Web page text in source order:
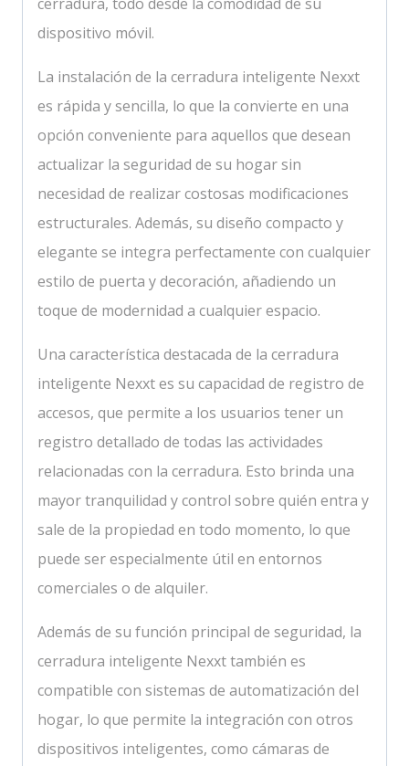
dispositivo móvil.
La instalación de la cerradura inteligente Nexxt
es rápida y sencilla, lo que la convierte en una
opción conveniente para aquellos que desean
actualizar la seguridad de su hogar sin
necesidad de realizar costosas modificaciones
estructurales. Además, su diseño compacto y
elegante se integra perfectamente con cualquier
estilo de puerta y decoración, añadiendo un
toque de modernidad a cualquier espacio.
Una característica destacada de la cerradura
inteligente Nexxt es su capacidad de registro de
accesos, que permite a los usuarios tener un
registro detallado de todas las actividades
relacionadas con la cerradura. Esto brinda una
mayor tranquilidad y control sobre quién entra y
sale de la propiedad en todo momento, lo que
puede ser especialmente útil en entornos
comerciales o de alquiler.
Además de su función principal de seguridad, la
cerradura inteligente Nexxt también es
compatible con sistemas de automatización del
hogar, lo que permite la integración con otros
dispositivos inteligentes, como cámaras de